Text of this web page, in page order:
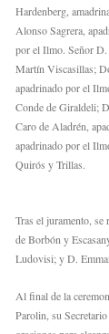
Hardenberg,
Alonso Sagrera,
por el Ilmo. Señor
Martín Viscasillas;
apadrinado por el
Conde de Giraldeli;
Caro de Aladrén,
apadrinado por el
Quirós y Trillas.
Tras el juramento,
de Borbón y
Ludovisi; y D.
Al final de la
Parolin, su